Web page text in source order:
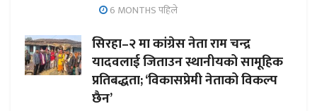
6 MONTHS पहिले
सिरहा–२ मा कांग्रेस नेता राम चन्द्र
यादवलाई जिताउन स्थानीयको सामूहिक
प्रतिबद्धता; ‘विकासप्रेमी नेताको विकल्प
छैन’